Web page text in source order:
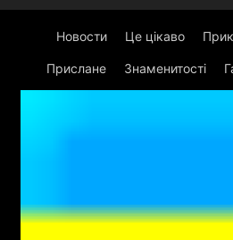
Новости Це цікаво
Прислане Знаменитості